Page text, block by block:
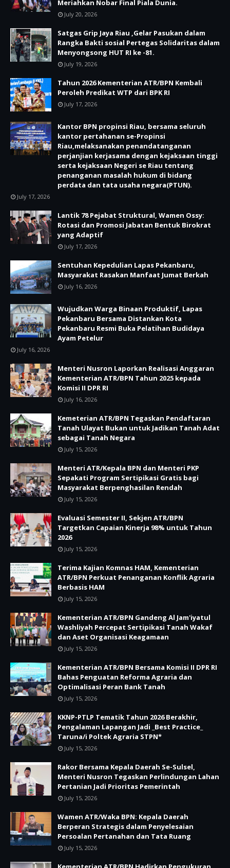
Meriahkan Nobar Final Piala Dunia.
July 20, 2026
Satgas Grip Jaya Riau ,Gelar Pasukan dalam
Rangka Bakti sosial Pertegas Solidaritas dalam
Menyongsong HUT RI ke -81.
July 19, 2026
Tahun 2026 Kementerian ATR/BPN Kembali
Peroleh Predikat WTP dari BPK RI
July 17, 2026
Kantor BPN propinsi Riau, bersama seluruh
kantor pertahanan se-Propinsi
Riau,melaksanakan penandatanganan
perjanjian kerjasama dengan kejaksaan tinggi
serta kejaksaan Negeri se Riau tentang
penanganan masalah hukum di bidang
perdata dan tata usaha negara(PTUN).
July 17, 2026
Lantik 78 Pejabat Struktural, Wamen Ossy:
Rotasi dan Promosi Jabatan Bentuk Birokrat
yang Adaptif
July 17, 2026
Sentuhan Kepedulian Lapas Pekanbaru,
Masyarakat Rasakan Manfaat Jumat Berkah
July 16, 2026
Wujudkan Warga Binaan Produktif, Lapas
Pekanbaru Bersama Distankan Kota
Pekanbaru Resmi Buka Pelatihan Budidaya
Ayam Petelur
July 16, 2026
Menteri Nusron Laporkan Realisasi Anggaran
Kementerian ATR/BPN Tahun 2025 kepada
Komisi II DPR RI
July 16, 2026
Kemeterian ATR/BPN Tegaskan Pendaftaran
Tanah Ulayat Bukan untuk Jadikan Tanah Adat
sebagai Tanah Negara
July 15, 2026
Menteri ATR/Kepala BPN dan Menteri PKP
Sepakati Program Sertipikasi Gratis bagi
Masyarakat Berpenghasilan Rendah
July 15, 2026
Evaluasi Semester II, Sekjen ATR/BPN
Targetkan Capaian Kinerja 98% untuk Tahun
2026
July 15, 2026
Terima Kajian Komnas HAM, Kementerian
ATR/BPN Perkuat Penanganan Konflik Agraria
Berbasis HAM
July 15, 2026
Kementerian ATR/BPN Gandeng Al Jam'iyatul
Washliyah Percepat Sertipikasi Tanah Wakaf
dan Aset Organisasi Keagamaan
July 15, 2026
Kementerian ATR/BPN Bersama Komisi II DPR RI
Bahas Penguatan Reforma Agraria dan
Optimalisasi Peran Bank Tanah
July 15, 2026
KKNP-PTLP Tematik Tahun 2026 Berakhir,
Pengalaman Lapangan Jadi _Best Practice_
Taruna/i Poltek Agraria STPN*
July 15, 2026
Rakor Bersama Kepala Daerah Se-Sulsel,
Menteri Nusron Tegaskan Perlindungan Lahan
Pertanian Jadi Prioritas Pemerintah
July 15, 2026
Wamen ATR/Waka BPN: Kepala Daerah
Berperan Strategis dalam Penyelesaian
Persoalan Pertanahan dan Tata Ruang
July 15, 2026